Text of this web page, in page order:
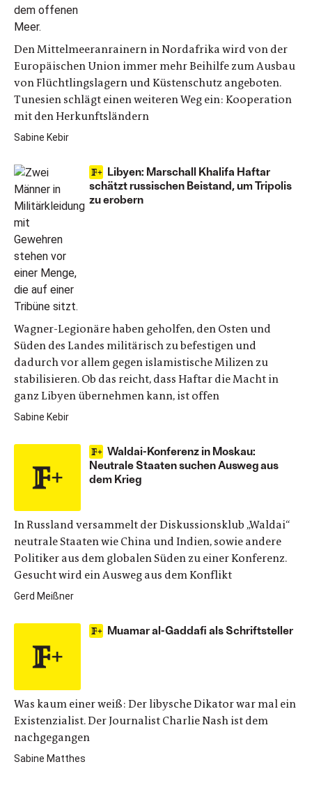
Den Mittelmeeranrainern in Nordafrika wird von der
Europäischen Union immer mehr Beihilfe zum Ausbau
von Flüchtlingslagern und Küstenschutz angeboten.
Tunesien schlägt einen weiteren Weg ein: Kooperation
mit den Herkunftsländern
Sabine Kebir
Libyen: Marschall Khalifa Haftar
schätzt russischen Beistand, um Tripolis
zu erobern
Wagner-Legionäre haben geholfen, den Osten und
Süden des Landes militärisch zu befestigen und
dadurch vor allem gegen islamistische Milizen zu
stabilisieren. Ob das reicht, dass Haftar die Macht in
ganz Libyen übernehmen kann, ist offen
Sabine Kebir
Waldai-Konferenz in Moskau:
Neutrale Staaten suchen Ausweg aus
dem Krieg
In Russland versammelt der Diskussionsklub „Waldai“
neutrale Staaten wie China und Indien, sowie andere
Politiker aus dem globalen Süden zu einer Konferenz.
Gesucht wird ein Ausweg aus dem Konflikt
Gerd Meißner
Muamar al-Gaddafi als Schriftsteller
Was kaum einer weiß: Der libysche Dikator war mal ein
Existenzialist. Der Journalist Charlie Nash ist dem
nachgegangen
Sabine Matthes